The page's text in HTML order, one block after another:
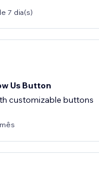
7 dia(s)
Us Button
customizable buttons